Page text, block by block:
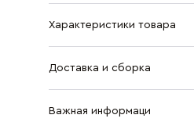
Характеристики товара
Доставка и сборка
Важная информаци